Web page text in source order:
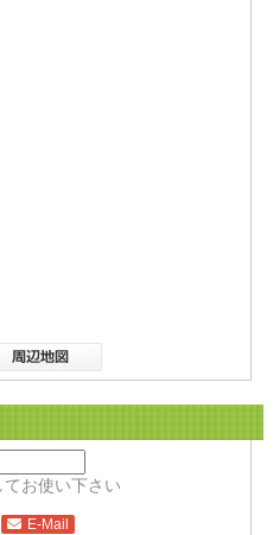
お使い下さい
E-Mail